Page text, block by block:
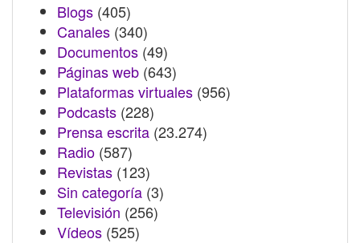
Blogs (405)
Canales (340)
Documentos (49)
Páginas web (643)
Plataformas virtuales (956)
Podcasts (228)
Prensa escrita (23.274)
Radio (587)
Revistas (123)
Sin categoría (3)
Televisión (256)
Vídeos (525)